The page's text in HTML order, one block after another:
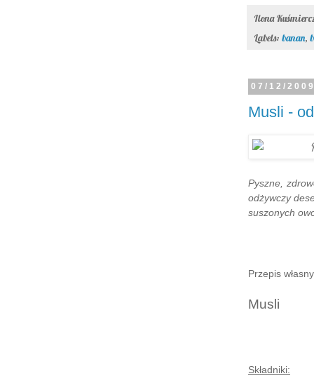
Ilona
Labels: banan,
07/12/
Musli -
Pyszne,
odżywczy
suszonych
Przepis własny
Musli
Składniki: